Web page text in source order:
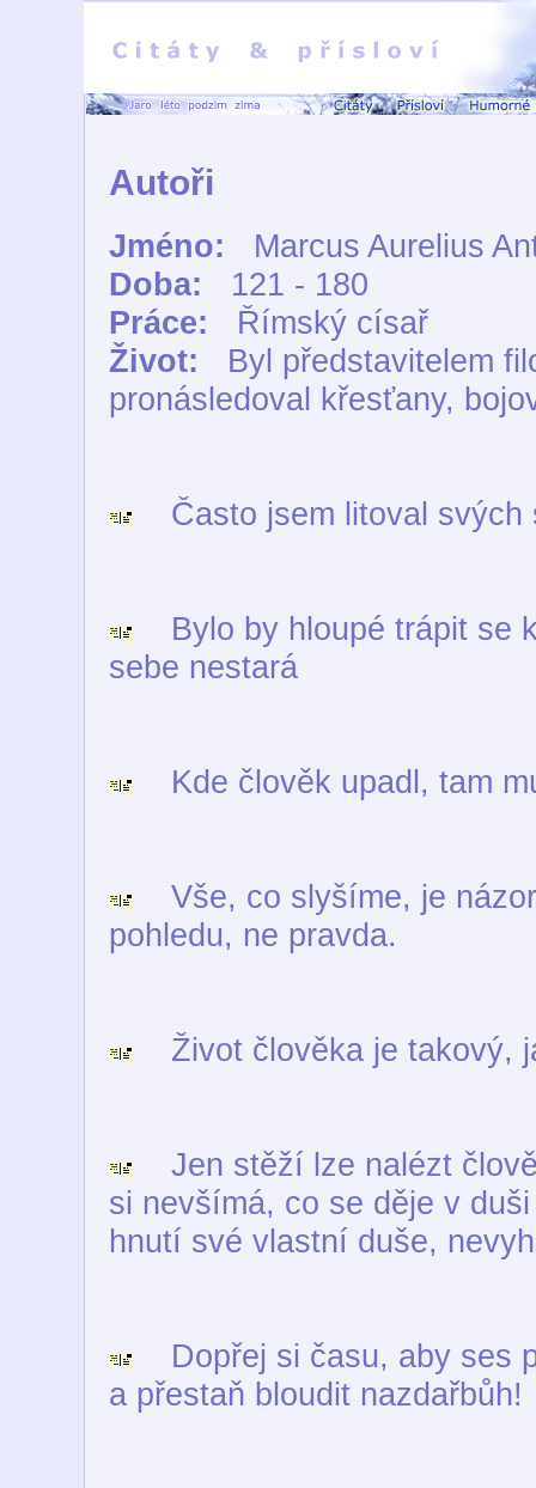
Autoři
Jméno:
Marcus Aurelius
Doba:
121 - 180
Práce:
Římský císař
Život:
Byl představitelem
pronásledoval křesťany,
Často jsem litoval svých
Bylo by hloupé trápit se
sebe nestará
Kde člověk upadl, tam
Vše, co slyšíme, je
pohledu, ne pravda.
Život člověka je takový,
Jen stěží lze nalézt
si nevšímá, co se děje v
hnutí své vlastní duše,
Dopřej si času, aby ses
a přestaň bloudit nazdařbůh!